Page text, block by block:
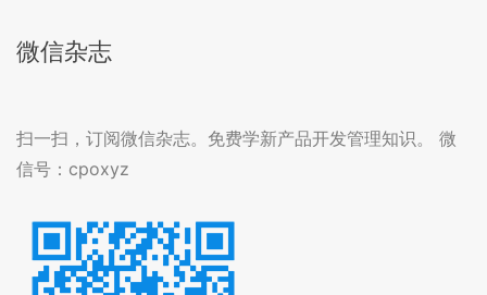
微信杂志
扫一扫，订阅微信杂志。免费学新产品开发管理知识。 微
信号：cpoxyz